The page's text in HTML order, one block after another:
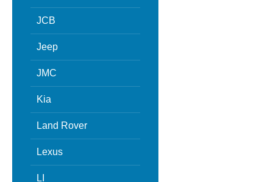
JCB
Jeep
JMC
Kia
Land Rover
Lexus
LI